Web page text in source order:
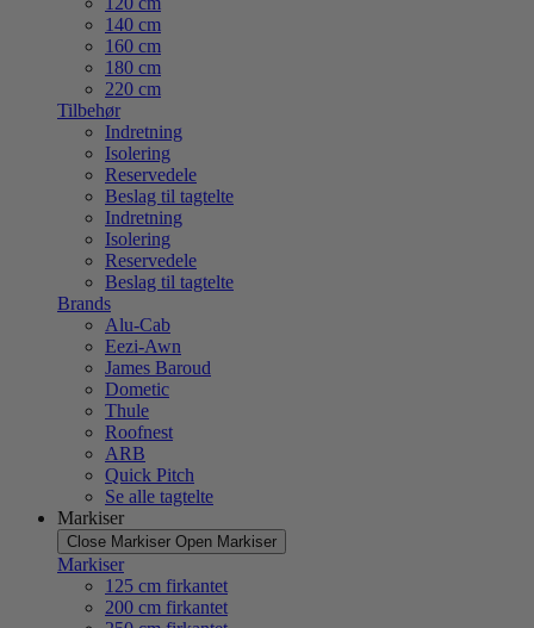
140 cm
160 cm
180 cm
220 cm
Tilbehør
Indretning
Isolering
Reservedele
Beslag til tagtelte
Indretning
Isolering
Reservedele
Beslag til tagtelte
Brands
Alu-Cab
Eezi-Awn
James Baroud
Dometic
Thule
Roofnest
ARB
Quick Pitch
Se alle tagtelte
Markiser
Close Markiser Open Markiser
Markiser
125 cm firkantet
200 cm firkantet